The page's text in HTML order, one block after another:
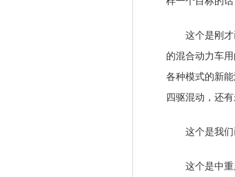
这个是刚才已
的混合动力车
各种模式的新
四驱混动，还
这个是我们已
这个是中重